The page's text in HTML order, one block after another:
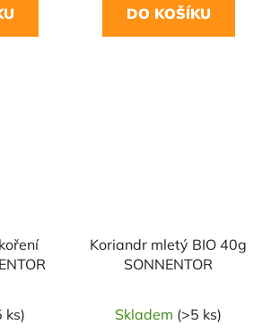
DO KOŠÍKU
ks)
Koriandr mletý BIO 40g
SONNENTOR
Skladem (>5 ks)